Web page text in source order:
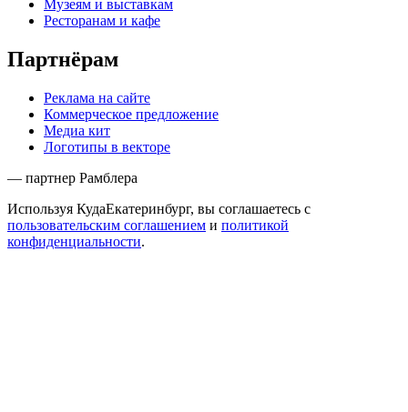
Музеям и выставкам
Ресторанам и кафе
Партнёрам
Реклама на сайте
Коммерческое предложение
Медиа кит
Логотипы в векторе
— партнер Рамблера
Используя КудаЕкатеринбург, вы соглашаетесь с
пользовательским соглашением и политикой
конфиденциальности.